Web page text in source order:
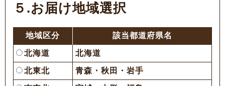
５.お届け地域選択
地域区分 該当都道府県名
北海道 北海道
北東北 青森・秋田・岩手